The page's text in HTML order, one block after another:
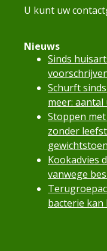
U kunt uw
Nieuws
Sinds
Schurft
meer:
Stoppen
zonder
Kookadvies
vanwege
bacterie kan